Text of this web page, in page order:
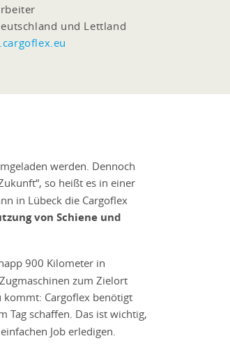
und Lettland
werden. Dennoch
so heißt es in einer
in Lübeck die Cargoflex
von Schiene und
900 Kilometer in
zum Zielort
kommt: Cargoflex benötigt
Tag schaffen. Das ist wichtig,
Job erledigen.